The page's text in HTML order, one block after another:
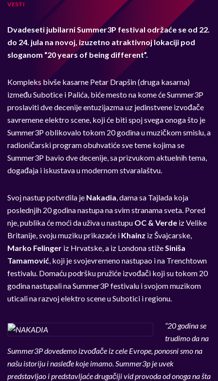
VESTI
Dvadeseti jubilarni Summer3P festival održaće se od 22.
do 24. jula na novoj, izuzetno atraktivnoj lokaciji pod
sloganom “20 years of being different”.
Kompleks bivše kasarne Petar Drapšin (druga kasarna)
između Subotice i Palića, biće mesto na kome će Summer3P
proslaviti dve decenije entuzijazma uz jedinstvene izvođače
savremene elektro scene, koji će biti spoj svega onoga što je
Summer3P oblikovalo tokom 20 godina u muzičkom smislu, a
radioničarski program obuhvatiće sve teme kojima se
Summer3P bavio dve decenije, sa prizvukom aktuelnih tema,
događaja i iskustava u modernom stvaralaštvu.
Svoj nastup potvrdila je Nakadia, dama sa Tajlada koja
poslednjih 20 godina nastupa na svim stranama sveta. Pored
nje, publika će moći da uživa u nastupu OC & Verde iz Velike
Britanije, svoju muziku prikazaće i Khainz iz Švajcarske,
Marko Felinger iz Hrvatske, a iz Londona stižeSiniša
Tamamović, koji je svojevremeno nastupao i na Trenchtown
festivalu. Domaću podršku pružiće izvođači koji su tokom 20
godina nastupali na Summer3P festivalu i svojom muzikom
uticali na razvoj elektro scene u Subotici i regionu.
“20 godina se
trudimo da na
Summer3P dovedemo izvođače iz cele Evrope, ponosni smo na
našu istoriju i nasleđe koje imamo. Summer3p je uvek
predstavljao i predstavljaće drugačiji vid provoda od onoga na šta